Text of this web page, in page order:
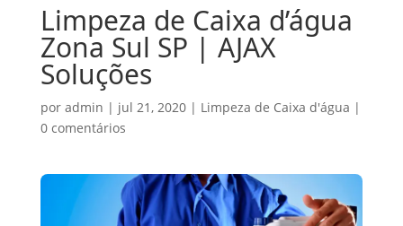
Limpeza de Caixa d’água
Zona Sul SP | AJAX
Soluções
por admin | jul 21, 2020| Limpeza de Caixa d'água |
0 comentários